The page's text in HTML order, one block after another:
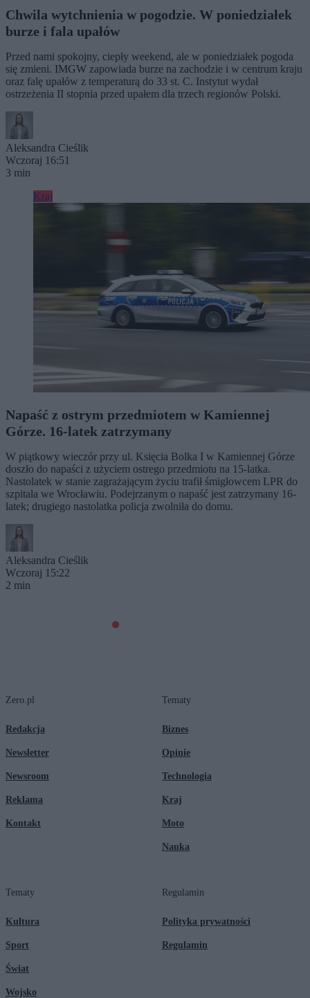
Chwila wytchnienia w pogodzie. W poniedziałek
burze i fala upałów
Przed nami spokojny, ciepły weekend, ale w poniedziałek pogoda
się zmieni. IMGW zapowiada burze na zachodzie i w centrum kraju
oraz falę upałów z temperaturą do 33 st. C. Instytut wydał
ostrzeżenia II stopnia przed upałem dla trzech regionów Polski.
Aleksandra Cieślik
Wczoraj 16:51
3 min
Kraj
Napaść z ostrym przedmiotem w Kamiennej
Górze. 16-latek zatrzymany
W piątkowy wieczór przy ul. Księcia Bolka I w Kamiennej Górze
doszło do napaści z użyciem ostrego przedmiotu na 15-latka.
Nastolatek w stanie zagrażającym życiu trafił śmigłowcem LPR do
szpitala we Wrocławiu. Podejrzanym o napaść jest zatrzymany 16-
latek; drugiego nastolatka policja zwolniła do domu.
Aleksandra Cieślik
Wczoraj 15:22
2 min
Zero.pl
Redakcja
Newsletter
Newsroom
Reklama
Kontakt
Tematy
Biznes
Opinie
Technologia
Kraj
Moto
Nauka
Tematy
Kultura
Sport
Świat
Wojsko
Regulamin
Polityka prywatności
Regulamin